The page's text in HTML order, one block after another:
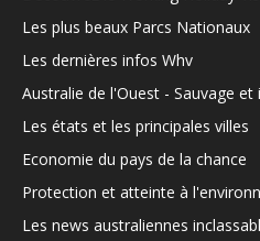
Les plus beaux Parcs Nationaux
Les dernières infos Whv
Australie de l'Ouest - Sauvage et
Les états et les principales villes
Economie du pays de la chance
Protection et atteinte à
Les news australiennes